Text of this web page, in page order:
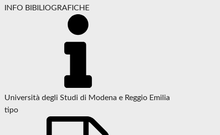
INFO BIBILIOGRAFICHE
Università degli Studi di Modena e Reggio Emilia
tipo